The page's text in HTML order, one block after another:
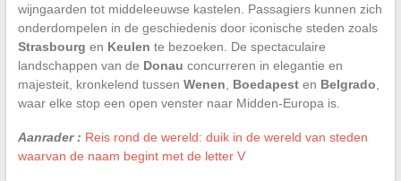
wijngaarden tot middeleeuwse kastelen. Passagiers kunnen zich
onderdompelen in de geschiedenis door iconische steden zoals
Strasbourg en Keulen te bezoeken. De spectaculaire
landschappen van de Donau concurreren in elegantie en
majesteit, kronkelend tussen Wenen Boedapesten Belgrado
waar elke stop een open venster naar Midden-Europa is.
Aanrader : Reis rond de wereld: duik in de wereld van steden
waarvan de naam begint met de letter V